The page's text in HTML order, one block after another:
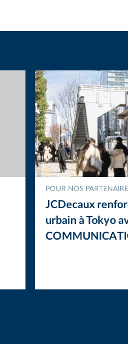
POUR NOS
JCDecaux
urbain à Tokyo